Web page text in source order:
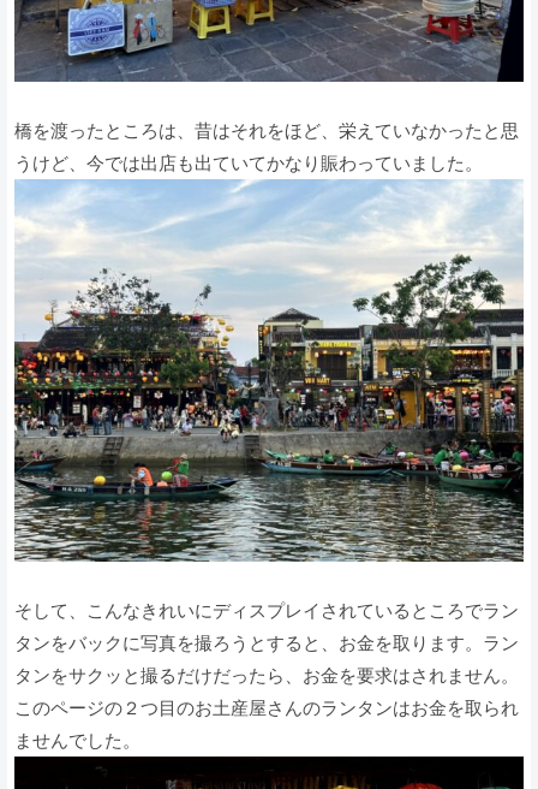
橋を渡ったところは、昔はそれをほど、栄えていなかったと思
うけど、今では出店も出ていてかなり賑わっていました。
そして、こんなきれいにディスプレイされているところでラン
タンをバックに写真を撮ろうとすると、お金を取ります。ラン
タンをサクッと撮るだけだったら、お金を要求はされません。
このページの２つ目のお土産屋さんのランタンはお金を取られ
ませんでした。